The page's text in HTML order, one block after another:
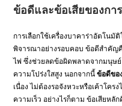
ข้อดีและข้อเสียของกา
การเลือกใช้เครื่องบาคาร่าอัตโนมั
พิจารณาอย่างรอบคอบ ข้อดีสำคัญ
ไพ่ ซึ่งช่วยลดข้อผิดพลาดจากมนุษย์
ความโปร่งใสสูง นอกจากนี้ข้อดีขอ
เนื่อง ไม่ต้องรอจังหวะหรือเค้าโค
ความเร็ว อย่างไรก็ตาม ข้อเสียห